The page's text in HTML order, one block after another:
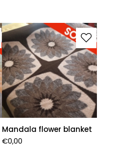
Mandala flower blanket
€0,00